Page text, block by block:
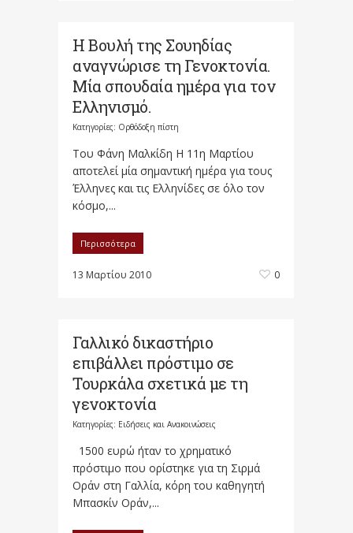
Η Βουλή της Σουηδίας
αναγνώρισε τη Γενοκτονία.
Μία σπουδαία ημέρα για τον
Ελληνισμό.
Κατηγορίες: Ορθόδοξη πίστη
Του Φάνη Μαλκίδη Η 11η Μαρτίου
αποτελεί μία σημαντική ημέρα για τους
Έλληνες και τις Ελληνίδες σε όλο τον
κόσμο,...
Περισσότερα
13 Μαρτίου 2010 0
Γαλλικό δικαστήριο
επιβάλλει πρόστιμο σε
Τουρκάλα σχετικά με τη
γενοκτονία
Κατηγορίες: Ειδήσεις και Ανακοινώσεις
1500 ευρώ ήταν το χρηματικό
πρόστιμο που ορίστηκε για τη Σιρμά
Οράν στη Γαλλία, κόρη του καθηγητή
Μπασκίν Οράν,...